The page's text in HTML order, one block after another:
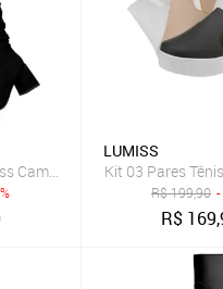
Camurça Suede Cano Longo
LUMISS
Kit 03 Pares
R$199,90 -
R$